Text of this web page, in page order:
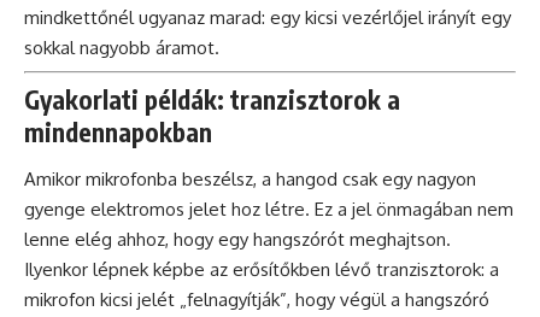
mindkettőnél ugyanaz marad: egy kicsi vezérlőjel irányít egy
sokkal nagyobb áramot.
Gyakorlati példák: tranzisztorok a
mindennapokban
Amikor mikrofonba beszélsz, a hangod csak egy nagyon
gyenge elektromos jelet hoz létre. Ez a jel önmagában nem
lenne elég ahhoz, hogy egy hangszórót meghajtson.
Ilyenkor lépnek képbe az erősítőkben lévő tranzisztorok: a
mikrofon kicsi jelét „felnagyítják”, hogy végül a hangszóró